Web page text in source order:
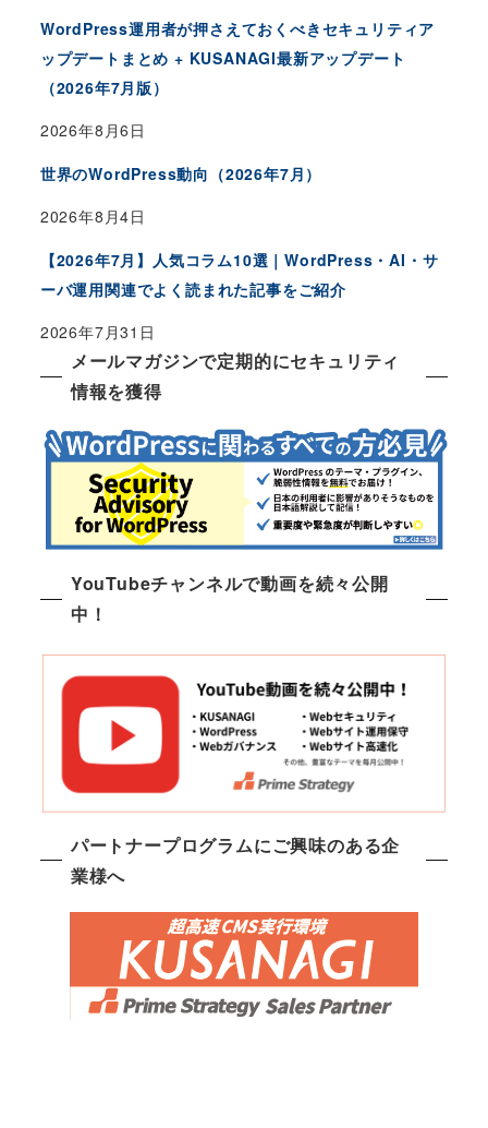
WordPress運用者が押さえておくべきセキュリティア
ップデートまとめ + KUSANAGI最新アップデート
（2026年7月版）
2026年8月6日
世界のWordPress動向（2026年7月）
2026年8月4日
【2026年7月】人気コラム10選｜WordPress・AI・サ
ーバ運用関連でよく読まれた記事をご紹介
2026年7月31日
メールマガジンで定期的にセキュリティ
情報を獲得
YouTubeチャンネルで動画を続々公開
中！
パートナープログラムにご興味のある企
業様へ